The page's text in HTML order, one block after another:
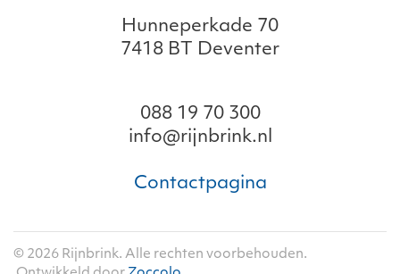
Hunneperkade 70
7418 BT Deventer
088 19 70 300
info@rijnbrink.nl
Contactpagina
© 2026 Rijnbrink. Alle rechten voorbehouden.